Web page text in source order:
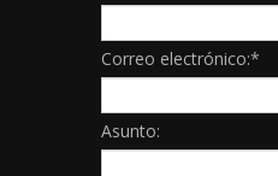
Correo electrónico:*
Asunto: